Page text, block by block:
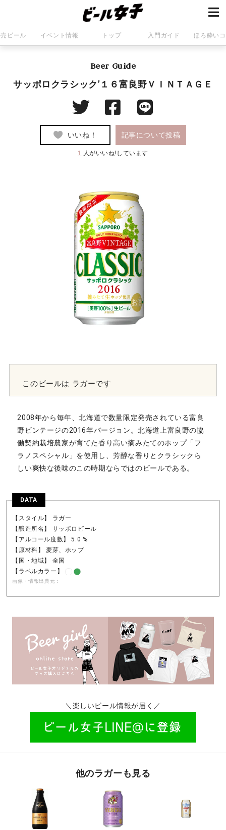
ビール イベント情報 トップ 入門ガイド ほろ酔い
Beer Guide
サッポロクラシック’１６富良野ＶＩＮＴＡＧＥ
いいね！ 記事について投稿
1 人がいいね!しています
このビールは ラガーです
2008年から毎年、北海道で数量限定発売されている富良
野ビンテージの2016年バージョン。北海道上富良野の協
働契約栽培農家が育てた香り高い摘みたてのホップ「フ
ラノスペシャル」を使用し、芳醇な香りとクラシックら
しい爽快な後味のこの時期ならではのビールである。
DATA
【スタイル】 ラガー
【醸造所名】 サッポロビール
【アルコール度数】 5.0 %
【原材料】 麦芽、ホップ
【国・地域】 全国
【ラベルカラー】
画像・情報出典元：
＼楽しいビール情報が届く／
他のラガーも見る